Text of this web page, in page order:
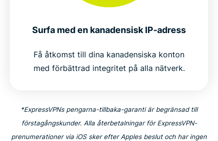
Varför miljoner väljer ExpressVPN
ExpressVPN för alla länder
Surfa med en kanadensisk IP-adress
Få åtkomst till dina kanadensiska konton
med förbättrad integritet på alla nätverk.
*ExpressVPNs pengarna-tillbaka-garanti är begränsad till
förstagångskunder. Alla återbetalningar för ExpressVPN-
prenumerationer via iOS sker efter Apples beslut och har ingen